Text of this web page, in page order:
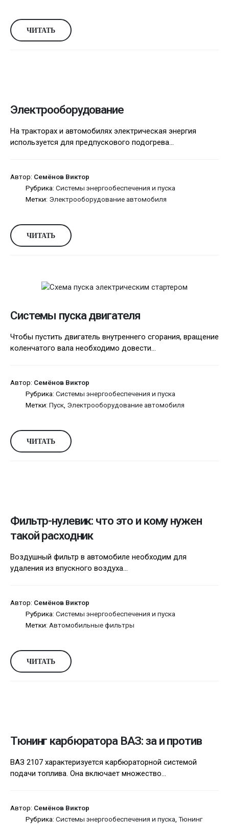
ЧИТАТЬ
Электрооборудование
На тракторах и автомобилях электрическая энергия
используется для предпускового подогрева...
Автор: Семёнов Виктор
Рубрика: Системы энергообеспечения и пуска
Метки: Электрооборудование автомобиля
ЧИТАТЬ
Системы пуска двигателя
Чтобы пустить двигатель внутреннего сгорания, вращение
коленчатого вала необходимо довести...
Автор: Семёнов Виктор
Рубрика: Системы энергообеспечения и пуска
Метки: Пуск Электрооборудование автомобиля
ЧИТАТЬ
Фильтр-нулевик: что это и кому нужен
такой расходник
Воздушный фильтр в автомобиле необходим для
удаления из впускного воздуха...
Автор: Семёнов Виктор
Рубрика: Системы энергообеспечения и пуска
Метки: Автомобильные фильтры
ЧИТАТЬ
Тюнинг карбюратора ВАЗ: за и против
ВАЗ 2107 характеризуется карбюраторной системой
подачи топлива. Она включает множество...
Автор: Семёнов Виктор
Рубрика: Системы энергообеспечения и пуска Тюнинг